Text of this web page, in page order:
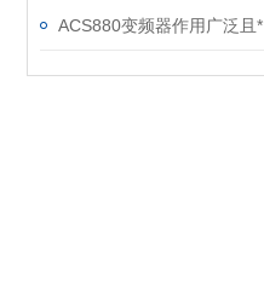
ACS880变频器作用广泛且*